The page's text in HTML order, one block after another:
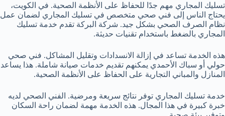
تسليك المجاري مهم جدًا للحفاظ على الأنظمة الصحية. في الكويت،
يحتاج الناس إلى فني صحي متخصص في تسليك المجاري لضمان عمل
نظام الصرف الصحي بشكل جيد. شركة البركة تقدم خدمة تسليك
المجاري بالضغط باستخدام تقنيات حديثة.
هذه الخدمة تساعد في إزالة الانسدادات وتقليل المشاكل. فني صحي
حولي أو سباك الأحمدي يمكنهم تقديم خدمات صيانة شاملة. هذا يساعد
المنازل والمباني التجارية على الحفاظ على الأنظمة الصحية.
خدمة تسليك المجاري توفر نتائج سريعة ومرضية. الفني الصحي لديه
خبرة كبيرة في هذا المجال. هذه الخدمة مهمة لضمان راحة السكان